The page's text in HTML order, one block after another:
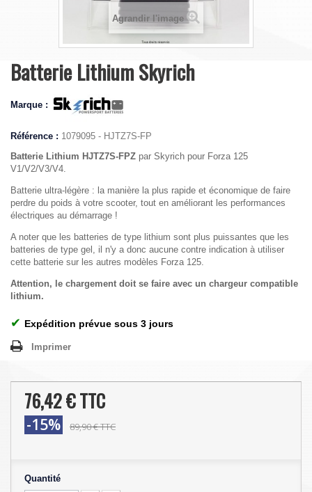
Agrandir l'image
Batterie Lithium Skyrich
Marque :
Référence : 1079095 - HJTZ7S-FP
Batterie Lithium HJTZ7S-FPZ par Skyrich pour Forza 125
V1/V2/V3/V4.
Batterie ultra-légère : la manière la plus rapide et économique de faire
perdre du poids à votre scooter, tout en améliorant les performances
électriques au démarrage !
A noter que les batteries de type lithium sont plus puissantes que les
batteries de type gel, il n'y a donc aucune contre indication à utiliser
cette batterie sur les autres modèles Forza 125.
Attention, le chargement doit se faire avec un chargeur compatible
lithium.
✔ Expédition prévue sous 3 jours
Imprimer
76,42 €TTC
-15% 89,90 €TTC
Quantité